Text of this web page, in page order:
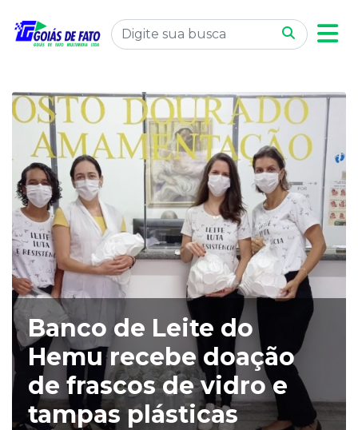
Banco de Leite do
Hemu recebe doação
de frascos de vidro e
tampas plásticas